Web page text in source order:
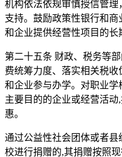
机构依法依规审慎授信管
支持。鼓励政策性银行和
和企业提供经营性项目的长
第二十五条 财政、税务等
费统筹力度、落实相关税
和企业参与办学。对职业
主要目的的企业或经营活
惠。
通过公益性社会团体或者
校进行捐赠的,其捐赠按照